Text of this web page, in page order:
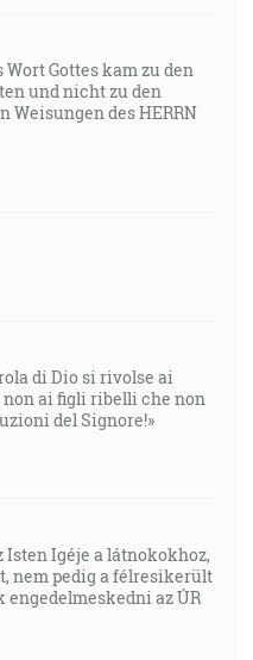
Wort Gottes kam zu den
und nicht zu den
Weisungen des HERRN
di Dio si rivolse ai
ai figli ribelli che non
del Signore!»
Isten Igéje a látnokokhoz,
nem pedig a félresikerült
az ÚR